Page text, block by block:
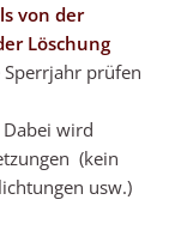
von der
Löschung
Sperrjahr prüfen
Dabei wird
(kein
usw.)